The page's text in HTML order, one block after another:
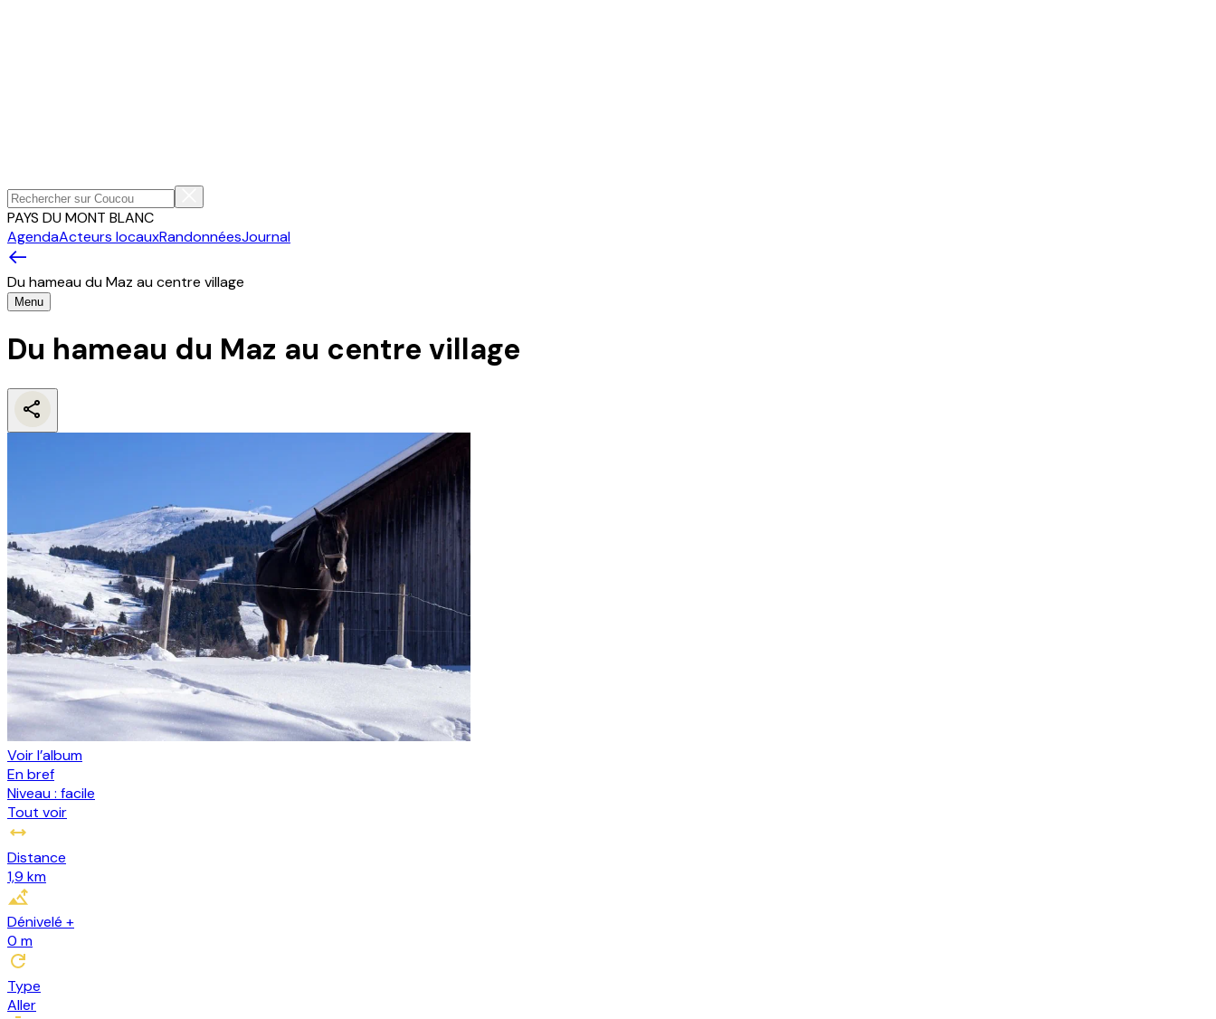
PAYS DU MONT BLANC
AgendaActeurs locauxRandonnéesJournal
Du hameau du Maz au centre village
Menu
Du hameau du Maz au centre village
Voir l’album
En bref
Niveau : facile
Tout voir
Distance
1,9 km
Dénivelé +
0 m
Type
Aller